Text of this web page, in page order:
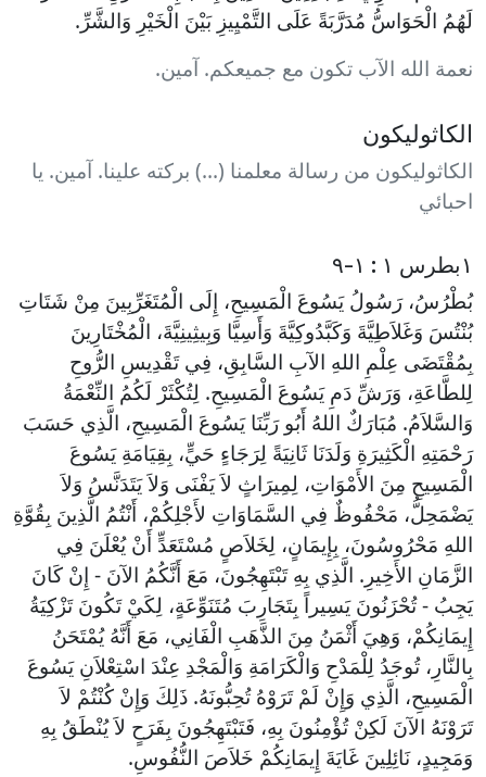
لَهُمُ الْحَوَاسُّ مُدَرَّبَةً عَلَى التَّمْيِيزِ بَيْنَ الْخَيْرِ وَالشَّرِّ.
نعمة الله الآب تكون مع جميعكم. آمين.
الكاثوليكون
الكاثوليكون من رسالة معلمنا (...) بركته علينا. آمين. يا
احبائي
١بطرس ١ : ١-٩
بُطْرُسُ، رَسُولُ يَسُوعَ الْمَسِيحِ، إِلَى الْمُتَغَرِّبِينَ مِنْ شَتَاتِ
بُنْتُسَ وَغَلاَطِيَّةَ وَكَبَّدُوكِيَّةَ وَأَسِيَّا وَبِيثِينِيَّةَ، الْمُخْتَارِينَ
بِمُقْتَضَى عِلْمِ اللهِ الآبِ السَّابِقِ، فِي تَقْدِيسِ الرُّوحِ
لِلطَّاعَةِ، وَرَشِّ دَمِ يَسُوعَ الْمَسِيحِ. لِتُكْثَرْ لَكُمُ النِّعْمَةُ
وَالسَّلاَمُ. مُبَارَكٌ اللهُ أَبُو رَبِّنَا يَسُوعَ الْمَسِيحِ، الَّذِي حَسَبَ
رَحْمَتِهِ الْكَثِيرَةِ وَلَدَنَا ثَانِيَةً لِرَجَاءٍ حَيٍّ، بِقِيَامَةِ يَسُوعَ
الْمَسِيحِ مِنَ الأَمْوَاتِ، لِمِيرَاثٍ لاَ يَفْنَى وَلاَ يَتَدَنَّسُ وَلاَ
يَضْمَحِلُّ، مَحْفُوظٌ فِي السَّمَاوَاتِ لأَجْلِكُمْ، أَنْتُمُ الَّذِينَ بِقُوَّةِ
اللهِ مَحْرُوسُونَ، بِإِيمَانٍ، لِخَلاَصٍ مُسْتَعَدٍّ أَنْ يُعْلَنَ فِي
الزَّمَانِ الأَخِيرِ. الَّذِي بِهِ تَبْتَهِجُونَ، مَعَ أَنَّكُمُ الآنَ - إِنْ كَانَ
يَجِبُ - تُحْزَنُونَ يَسِيراً بِتَجَارِبَ مُتَنَوِّعَةٍ، لِكَيْ تَكُونَ تَزْكِيَةُ
إِيمَانِكُمْ، وَهِيَ أَثْمَنُ مِنَ الذَّهَبِ الْفَانِي، مَعَ أَنَّهُ يُمْتَحَنُ
بِالنَّارِ، تُوجَدُ لِلْمَدْحِ وَالْكَرَامَةِ وَالْمَجْدِ عِنْدَ اسْتِعْلاَنِ يَسُوعَ
الْمَسِيحِ، الَّذِي وَإِنْ لَمْ تَرَوْهُ تُحِبُّونَهُ. ذَلِكَ وَإِنْ كُنْتُمْ لاَ
تَرَوْنَهُ الآنَ لَكِنْ تُؤْمِنُونَ بِهِ، فَتَبْتَهِجُونَ بِفَرَحٍ لاَ يُنْطَقُ بِهِ
وَمَجِيدٍ، نَائِلِينَ غَايَةَ إِيمَانِكُمْ خَلاَصَ النُّفُوسِ.